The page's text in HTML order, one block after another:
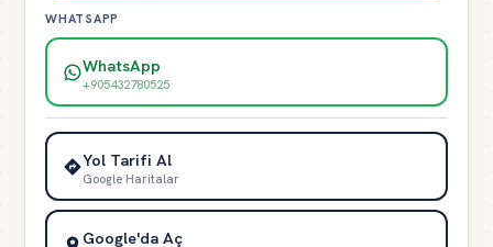
WHATSAPP
WhatsApp
+905432780525
Yol Tarifi Al
Google Haritalar
Google'da Aç